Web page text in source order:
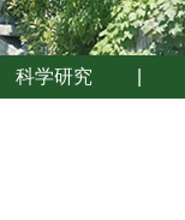
科学研究